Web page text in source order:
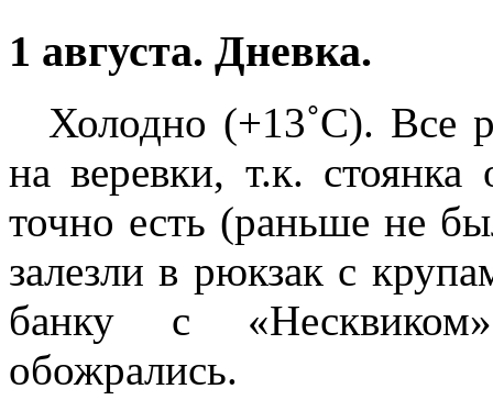
1 августа. Дневка.
Холодно (+13˚С). Все
на веревки, т.к.
точно есть (раньше не
залезли в рюкзак с
банку с
обожрались.